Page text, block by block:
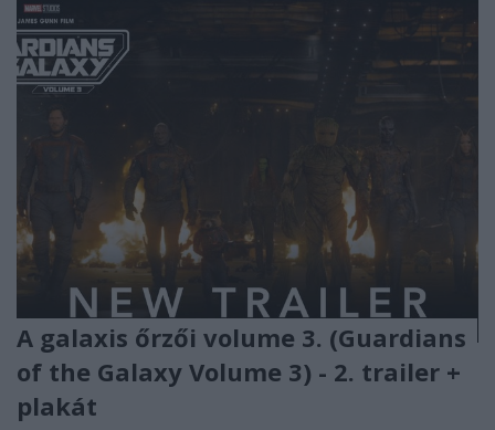
A galaxis őrzői volume 3. (Guardians
of the Galaxy Volume 3) - 2. trailer +
plakát